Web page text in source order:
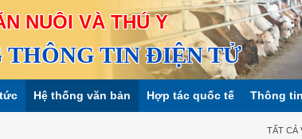
NUÔI VÀ THÚ Y
THÔNG TIN ĐIỆN TỬ
Hệ thống văn bản Hợp tác quốc tế Thông
TẤT CẢ